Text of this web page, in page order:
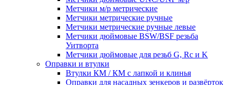
Метчики м/р метрические
Метчики метрические ручные
Метчики метрические ручные левые
Метчики дюймовые BSW/BSF резьба
Уитворта
Метчики дюймовые для резьб G, Rc и K
Оправки и втулки
Втулки КМ / КМ с лапкой и клинья
Оправки для насадных зенкеров и развёрток